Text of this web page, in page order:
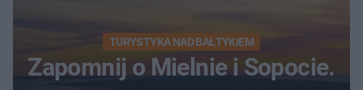
TURYSTYKA NAD BAŁTYKIEM
Zapomnij o Mielnie i Sopocie.